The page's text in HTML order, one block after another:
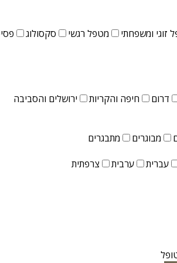
זוגי ומשפחתי מטפל רגשי סקסולוג
דרום חיפה והקריות ירושלים והסביבה
מבוגרים
מתבגרים
עברית ערבית צרפתית